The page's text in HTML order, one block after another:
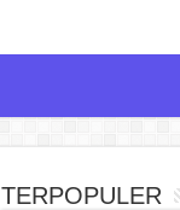
TERPOPULER